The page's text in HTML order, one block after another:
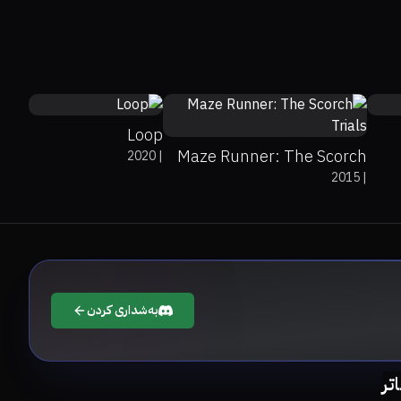
Maze Runner: The Scorch
Trials
|
2015
Loop
|
2020
بەشداری کردن